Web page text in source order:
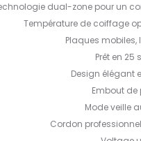
dual-zone pour un
Température de coiffage
Plaques mobiles,
Prêt en 25
Design élégant
Embout de
Mode veille
Cordon